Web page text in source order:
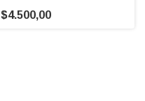
$4.500,00